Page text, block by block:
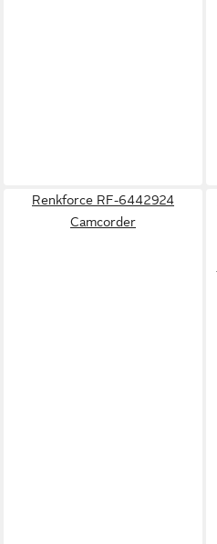
Renkforce RF-6442924
Camcorder